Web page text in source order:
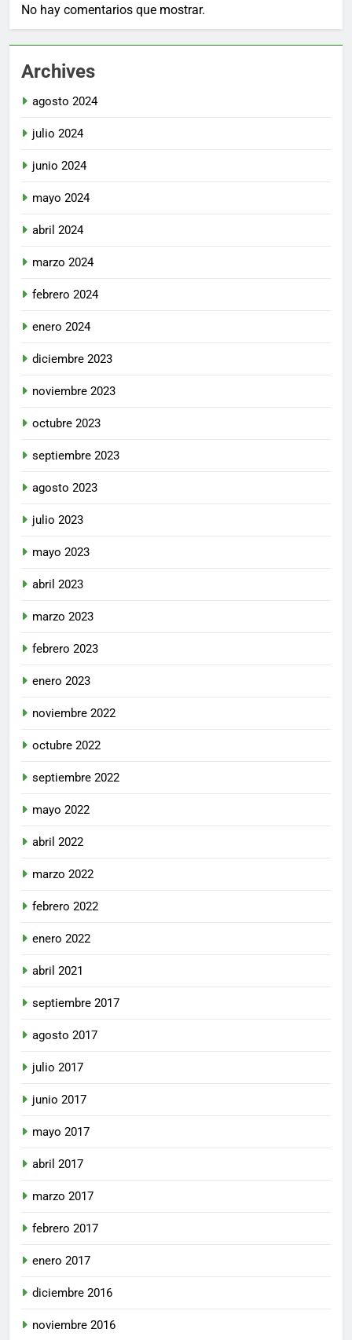
No hay comentarios que mostrar.
Archives
agosto 2024
julio 2024
junio 2024
mayo 2024
abril 2024
marzo 2024
febrero 2024
enero 2024
diciembre 2023
noviembre 2023
octubre 2023
septiembre 2023
agosto 2023
julio 2023
mayo 2023
abril 2023
marzo 2023
febrero 2023
enero 2023
noviembre 2022
octubre 2022
septiembre 2022
mayo 2022
abril 2022
marzo 2022
febrero 2022
enero 2022
abril 2021
septiembre 2017
agosto 2017
julio 2017
junio 2017
mayo 2017
abril 2017
marzo 2017
febrero 2017
enero 2017
diciembre 2016
noviembre 2016